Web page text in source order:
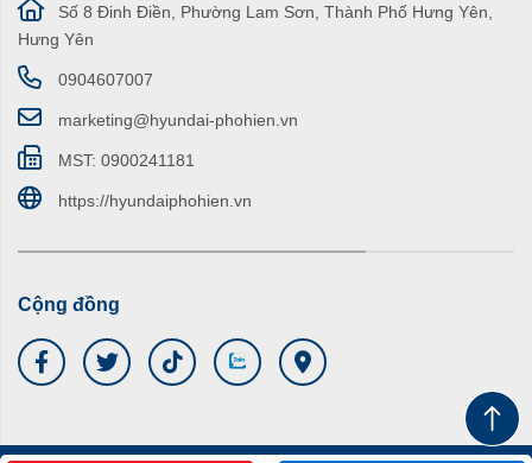
Số 8 Đinh Điền, Phường Lam Sơn, Thành Phố Hưng Yên,
Hưng Yên
0904607007
marketing@hyundai-phohien.vn
MST: 0900241181
https://hyundaiphohien.vn
Cộng đồng